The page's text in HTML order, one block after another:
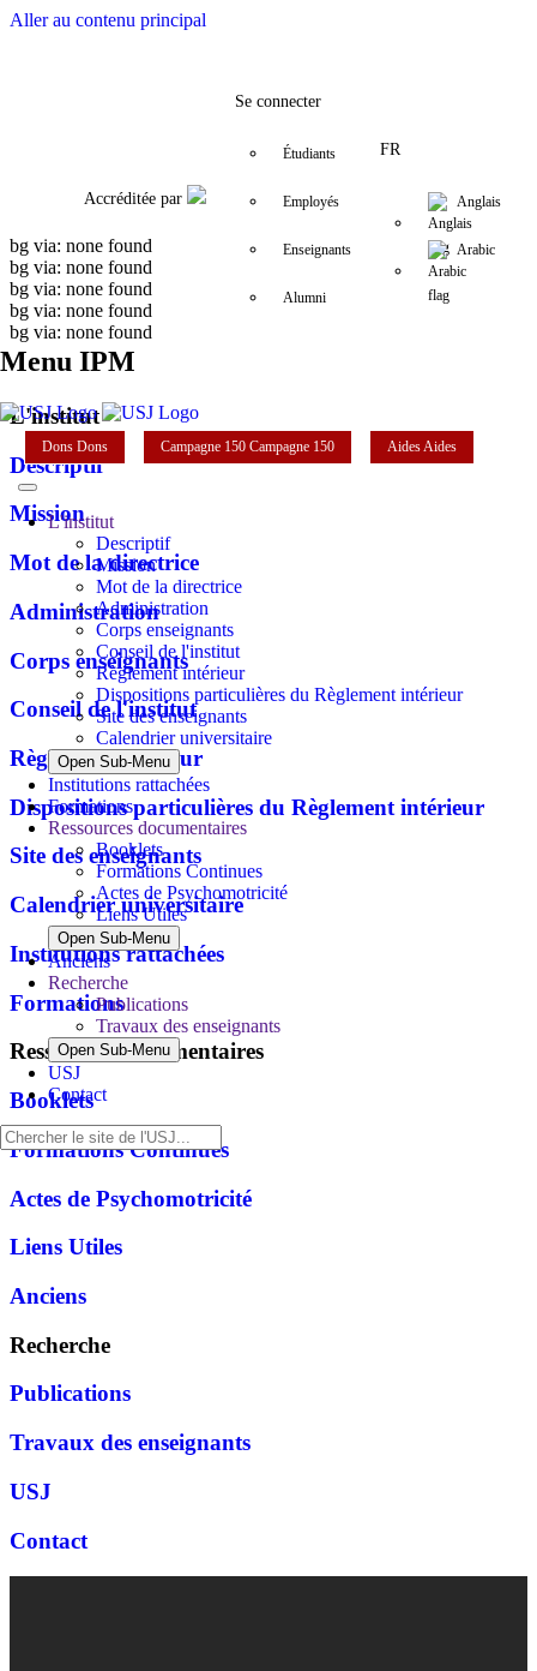
Aller au contenu principal
FacebookTwitter
Accréditée par
Se connecter
Étudiants
Employés
Enseignants
Alumni
FR
Anglais
Arabic
Menu IPM
Dons Dons Campagne 150 Campagne 150 AidesAides
L'institut
Descriptif
Mission
Mot de la directrice
Administration
Corps enseignants
Conseil de l'institut
Règlement intérieur
Dispositions particulières du Règlement intérieur
Site des enseignants
Calendrier universitaire
Open Sub-Menu
Institutions rattachées
Formations
Ressources documentaires
Booklets
Formations Continues
Actes de Psychomotricité
Liens Utiles
Open Sub-Menu
Anciens
Recherche
Publications
Travaux des enseignants
Open Sub-Menu
USJ
Contact
bg via: none found
bg via: none found
bg via: none found
bg via: none found
bg via: none found
L'institut
Descriptif
Mission
Mot de la directrice
Administration
Corps enseignants
Conseil de l'institut
Règlement intérieur
Dispositions particulières du Règlement intérieur
Site des enseignants
Calendrier universitaire
Institutions rattachées
Formations
Ressources documentaires
Booklets
Formations Continues
Actes de Psychomotricité
Liens Utiles
Anciens
Recherche
Publications
Travaux des enseignants
USJ
Contact